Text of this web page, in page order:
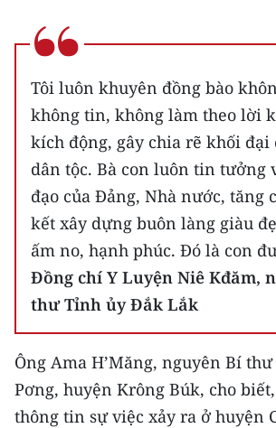
CÁC CHUYÊN TRANG
VỀ BÁO NHÂN DÂN
THỜI NAY
NHÂN DÂN CUỐI TUẦN
NHÂN DÂN HẰNG THÁNG
MUA BÁO
ĐỌC BÁO IN
ENGLISH
Tôi luôn khuyên đồng bào
không tin, không làm theo lời
kích động, gây chia rẽ khối đại
dân tộc. Bà con luôn tin tưởng
đạo của Đảng, Nhà nước, tăng
kết xây dựng buôn làng giàu
ấm no, hạnh phúc. Đó là con
Đồng chí Y Luyện Niê Kđăm,
thư Tỉnh ủy Đắk Lắk
Ông Ama H’Măng, nguyên Bí
Pơng, huyện Krông Búk, cho
thông tin sự việc xảy ra ở huyện